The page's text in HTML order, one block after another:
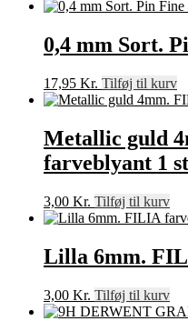
0,4 mm Sort.
17,95 Kr. Tilføj til kurv
Metallic guld
farveblyant 1
3,00 Kr. Tilføj til kurv
Lilla 6mm.
3,00 Kr. Tilføj til kurv